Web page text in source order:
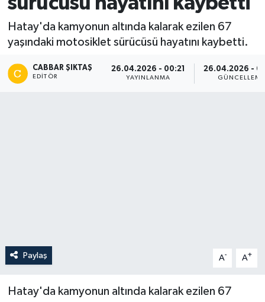
Hatay'da kamyonun altında kalarak ezilen 67
yaşındaki motosiklet sürücüsü hayatını kaybetti.
CABBAR ŞIKTAŞ
EDITÖR
26.04.2026 - 00:21
YAYINLANMA
26.04.2026 -
GÜNCELLEME
Paylaş A- A+
Hatay'da kamyonun altında kalarak ezilen 67